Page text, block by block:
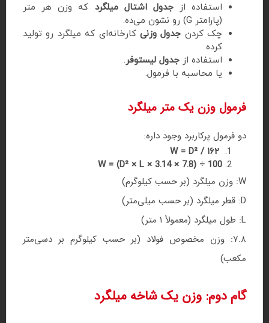
استفاده ازجدول اشتال میلگرد که وزن هر متر
(پارامتر G) رو نشون می‌ده.
چک کردن جدول وزنی کارخانه‌ای که میلگرد رو تولید
کرده.
استفاده از جدول لیستوفر.
یا محاسبه با فرمول.
فرمول وزن یک متر میلگرد
دو فرمول پرکاربرد وجود داره:
W = D² / ۱۶۲
W = (D² × L × 3.14 × 7.8) ÷ 100
W: وزن میلگرد (بر حسب کیلوگرم)
D: قطر میلگرد (بر حسب میلی‌متر)
L: طول میلگرد (معمولاً ۱ متر)
7.8: وزن مخصوص فولاد (بر حسب کیلوگرم بر دسی‌متر
مکعب)
گام دوم: وزن یک شاخه میلگرد